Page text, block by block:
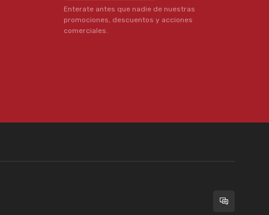
Enterate antes que nadie de nuestras
promociones, descuentos y acciones
comerciales.